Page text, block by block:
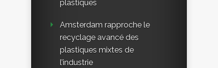
plastiques
Amsterdam rapproche le
recyclage avancé des
plastiques mixtes de
l’industrie